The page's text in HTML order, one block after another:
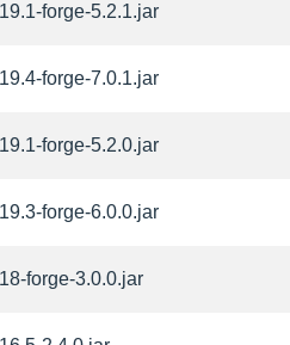
forge-5.2.1.jar
forge-7.0.1.jar
forge-5.2.0.jar
forge-6.0.0.jar
forge-3.0.0.jar